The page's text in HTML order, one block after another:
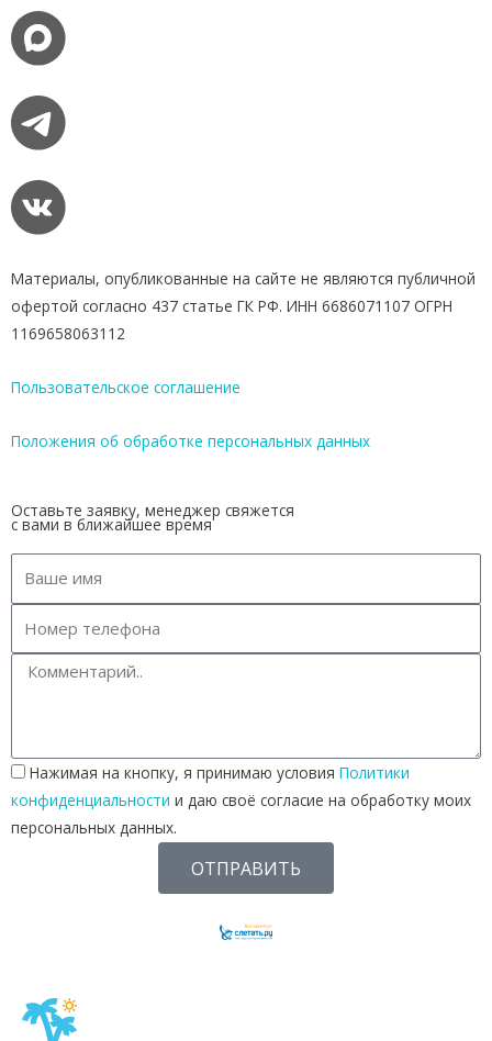
Материалы, опубликованные на сайте не являются публичной
офертой согласно 437 статье ГК РФ. ИНН 6686071107 ОГРН
1169658063112
Пользовательское соглашение
Положения об обработке персональных данных
Оставьте заявку, менеджер свяжется
с вами в ближайшее время
Нажимая на кнопку, я принимаю условия Политики
конфиденциальности и даю своё согласие на обработку моих
персональных данных.
ОТПРАВИТЬ